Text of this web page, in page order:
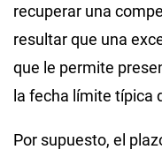
recuperar una
resultar que una
que le permite
la fecha límite típica
Por supuesto, el